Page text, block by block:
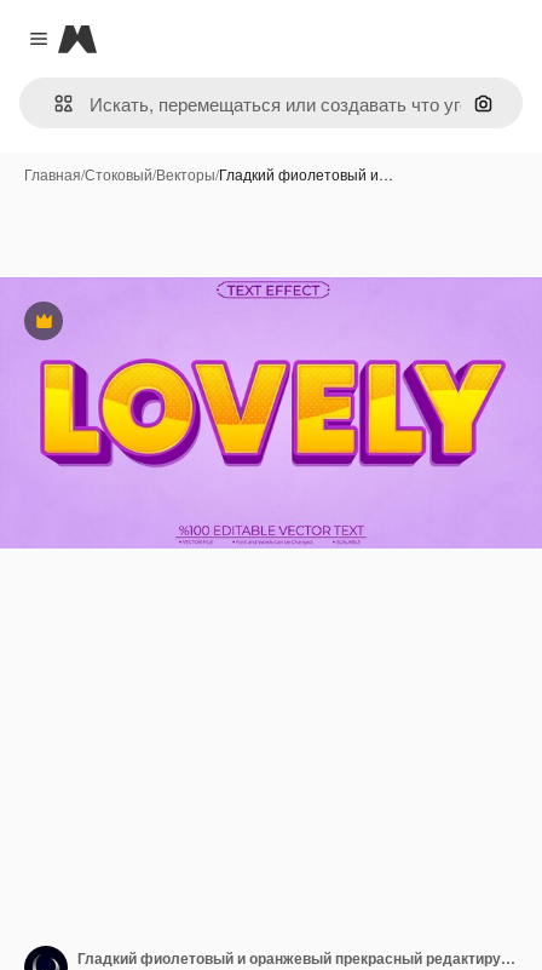
Close menu
Magnific
Поиск
Главная/Стоковый/Векторы/Гладкий фиолетовый и…
Премиум
Гладкий фиолетовый и оранжевый прекрасный редактируемый и масштабируемый векторный текстовый эффект шаблона